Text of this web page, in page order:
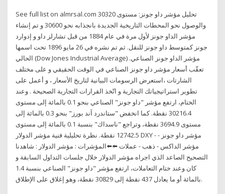
See full list on almrsal.com تحليل مؤشر داو جونز: مستوى 30320
والوصول نحو المحطات التاريخية الجديدة بانجذابه نحو 30600 و تم إنشاء
مؤشر الداو جونز لأول مرة في عام 1884 من قبل تشارلز داو و إدوارد
جونز كمتوسط داو جونز للنقل. ثم تم نشره في 26 مايو 1896 تحت اسمها
الحالي (Dow Jones Industrial Average) مؤشر الداو جونز الصناعي.
تعقّب أسعار مؤشر داو جونز الصناعي في الوقت الحقيقي و على مختلف
الشارتات ،استعرض الرسومات البيانية لتاريخ الأسعار ، و أعمل على
تطوير استراتيجياتك التجارية و اتّخذ القرارات التجارية الصحيحة . وعند
الختام، ارتفع مؤشر "داو جونز" الصناعي بنحو 0.1 بالمائة إلى مستوى
30216.4 نقطة. كما انخفض "ستاندرد آند بورز" بنحو 0.3 بالمائة إلى
مستوى 3694.9 نقطة، وتراجع "ناسداك" بنسبة 0.1 بالمائة إلى مستوى
12742.5 نقطة. نظرة تحليلية فنية مؤشر الدولار DXY - مؤشر داو جونز -
مؤشر الداكس - ذهب - عملات ⬅️⬅️المؤشرات : مؤشر الدولار : شاهدنا
التصحيح الصاعد الذي اجراه مؤشر الدولار خلال جلسات التداول السابقة و
كان وعند ختام التعاملات، ارتفع مؤشر "داو جونز" الصناعي بنسبة 1.4
بالمائة أو ما يعادل 437 نقطة إلى 30829 نقطة، وهو إغلاق على الإطلاق.